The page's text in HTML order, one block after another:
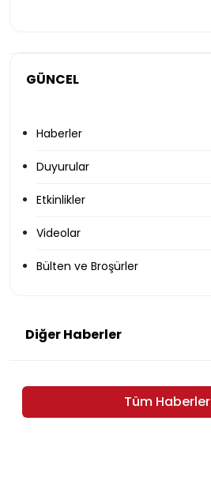
GÜNCEL
Haberler
Duyurular
Etkinlikler
Videolar
Bülten ve Broşürler
Diğer Haberler
Tüm Haberler